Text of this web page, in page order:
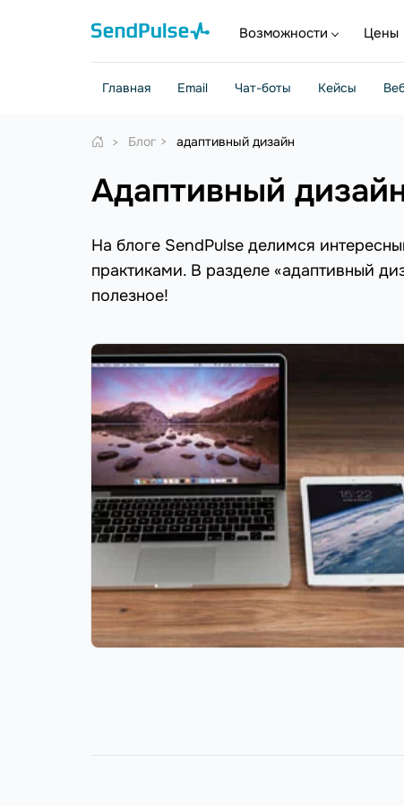
Возможности Цены
Главная Email Чат-боты Кейсы
Блог адаптивный дизайн
адаптивный
На блоге SendPulse делимся
практиками. В разделе «адаптивный
полезное!